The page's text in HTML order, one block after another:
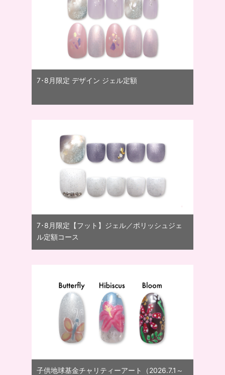
7･8月限定 デザイン ジェル定額
7･8月限定【フット】ジェル／ポリッシュジェ
ル定額コース
子供地球基金チャリティーアート（2026.7.1～